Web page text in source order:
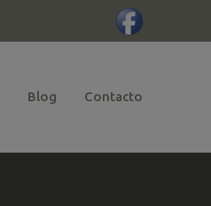
Blog Contacto